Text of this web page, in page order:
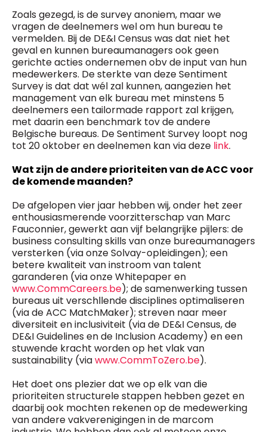
Zoals gezegd, is de survey anoniem, maar we
vragen de deelnemers wel om hun bureau te
vermelden. Bij de DE&I Census was dat niet het
geval en kunnen bureaumanagers ook geen
gerichte acties ondernemen obv de input van hun
medewerkers. De sterkte van deze Sentiment
Survey is dat dat wél zal kunnen, aangezien het
management van elk bureau met minstens 5
deelnemers een tailormade rapport zal krijgen,
met daarin een benchmark tov de andere
Belgische bureaus. De Sentiment Survey loopt nog
tot 20 oktober en deelnemen kan via deze link.
Wat zijn de andere prioriteiten van de ACC voor
de komende maanden?
De afgelopen vier jaar hebben wij, onder het zeer
enthousiasmerende voorzitterschap van Marc
Fauconnier, gewerkt aan vijf belangrijke pijlers: de
business consulting skills van onze bureaumanagers
versterken (via onze Solvay-opleidingen); een
betere kwaliteit van instroom van talent
garanderen (via onze Whitepaper en
www.CommCareers.be); de samenwerking tussen
bureaus uit verschllende disciplines optimaliseren
(via de ACC MatchMaker); streven naar meer
diversiteit en inclusiviteit (via de DE&I Census, de
DE&I Guidelines en de Inclusion Academy) en een
stuwende kracht worden op het vlak van
sustainability (viawww.CommToZero.be).
Het doet ons plezier dat we op elk van die
prioriteiten structurele stappen hebben gezet en
daarbij ook mochten rekenen op de medewerking
van andere vakverenigingen in de marcom